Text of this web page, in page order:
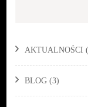
AKTUALNOŚCI
BLOG (3)